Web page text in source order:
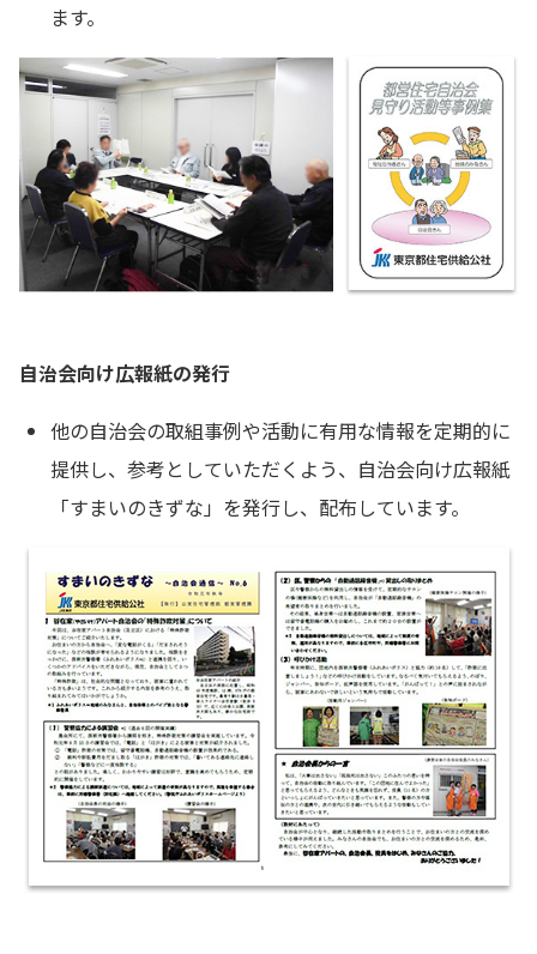
ます。
自治会向け広報紙の発行
他の自治会の取組事例や活動に有用な情報を定期的に
提供し、参考としていただくよう、自治会向け広報紙
「すまいのきずな」を発行し、配布しています。